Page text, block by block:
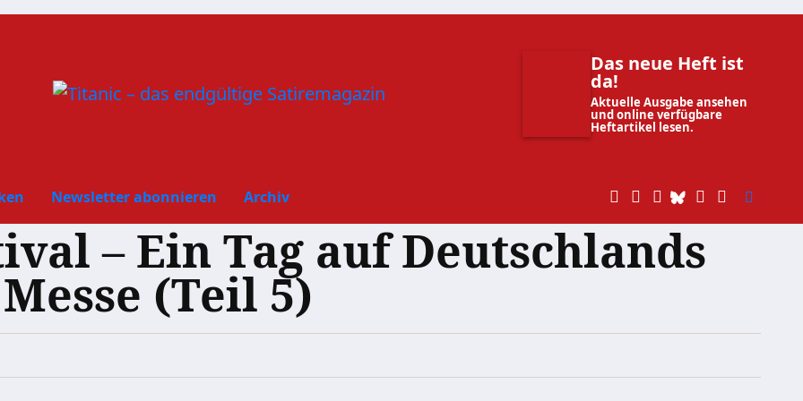
Das neue Heft ist
da!
Aktuelle Ausgabe ansehen
und online verfügbare
Heftartikel lesen.
Newsletter abonnieren Archiv
– Ein Tag auf Deutschlands
(Teil 5)